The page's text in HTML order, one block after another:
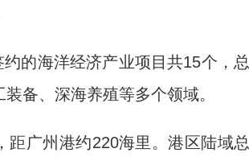
的海洋经济产业项目共15个，总
备、深海养殖等多个领域。
广州港约220海里。港区陆域总